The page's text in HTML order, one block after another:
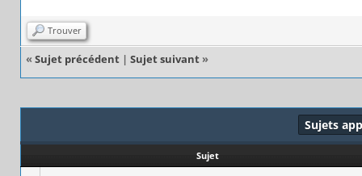
Trouver
« Sujet précédent | Sujet suivant »
Sujets
Sujet